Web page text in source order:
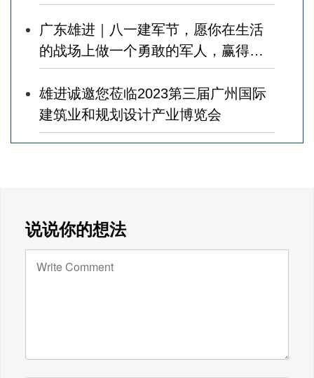
广东雄进｜八一建军节，愿你在生活
的战场上做一个勇敢的军人，赢得幸
福！
雄进诚邀您莅临2023第三届广州国际
建筑业和规划设计产业博览会
广东雄进｜教师节到了，祝节日健康
快乐!天下老师们身体健康!
说说你的想法